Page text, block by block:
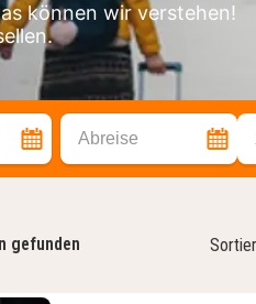
können wir verstehen!
Abreise
gefunden